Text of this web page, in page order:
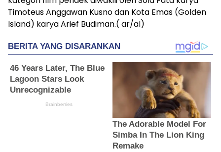
Timoteus Anggawan Kusno dan Kota Emas (Golden
Island) karya Arief Budiman.( ar/al)